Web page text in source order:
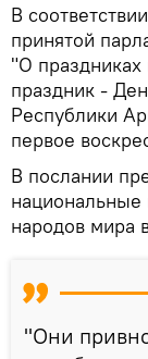
В
принятой
"О
праздник -
Республики
первое
В послании
народов мира
"Они